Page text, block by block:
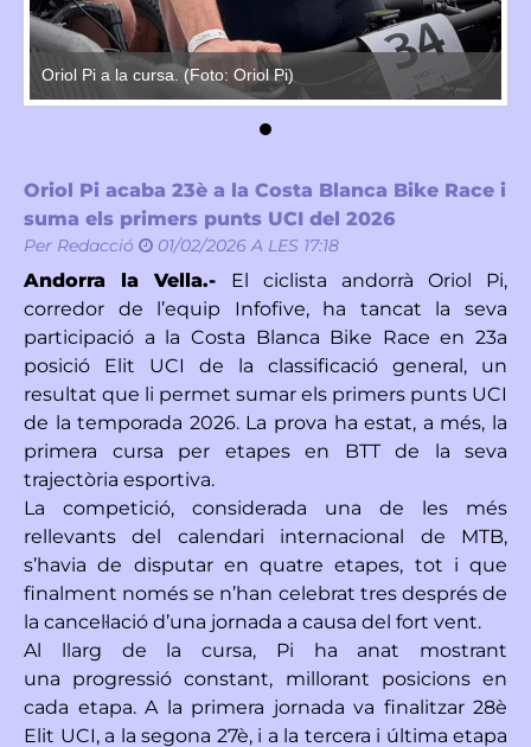
Oriol Pi a la cursa. (Foto: Oriol Pi)
Oriol Pi acaba 23è a la Costa Blanca Bike Race i
suma els primers punts UCI del 2026
Per Redacció 01/02/2026 A LES 17:18
Andorra la Vella.- El ciclista andorrà Oriol Pi,
corredor de l’equip Infofive, ha tancat la seva
participació a la Costa Blanca Bike Race en 23a
posició Elit UCI de la classificació general, un
resultat que li permet sumar els primers punts UCI
de la temporada 2026. La prova ha estat, a més, la
primera cursa per etapes en BTTde la seva
trajectòria esportiva.
La competició, considerada una de les més
rellevants del calendari internacional de MTB,
s’havia de disputar en quatre etapes, tot i que
finalment només se n’han celebrat tresdesprés de
la cancel·lació d’una jornada a causa del fort vent.
Al llarg de la cursa, Pi ha anat mostrant
una progressió constant, millorant posicions en
cada etapa. A la primera jornada va finalitzar 28è
Elit UCI, a la segona 27è, i a la tercera i última etapa